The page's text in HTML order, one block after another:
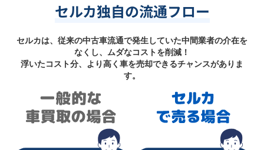
セルカ独自の流通フロー
セルカは、従来の中古車流通で発生していた中間業者の介在を
なくし、ムダなコストを削減！
浮いたコスト分、より高く車を売却できるチャンスがありま
す。